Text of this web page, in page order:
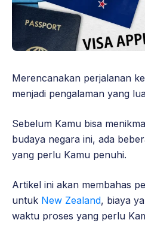
Merencanakan perjalanan
menjadi pengalaman yang
Sebelum Kamu bisa
budaya negara ini, ada
yang perlu Kamu penuhi.
Artikel ini akan membahas
untuk New Zealand, biaya
waktu proses yang perlu